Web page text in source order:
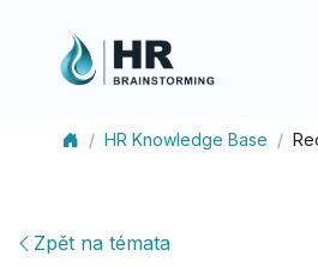
HR Knowledge Base
Zpět na témata